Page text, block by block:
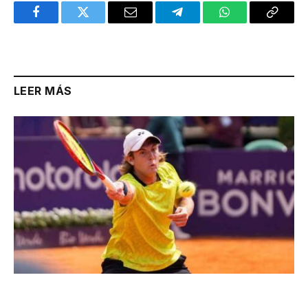
FacebookTwitter Email TelegramWhatsAppCopy
LEER MÁS